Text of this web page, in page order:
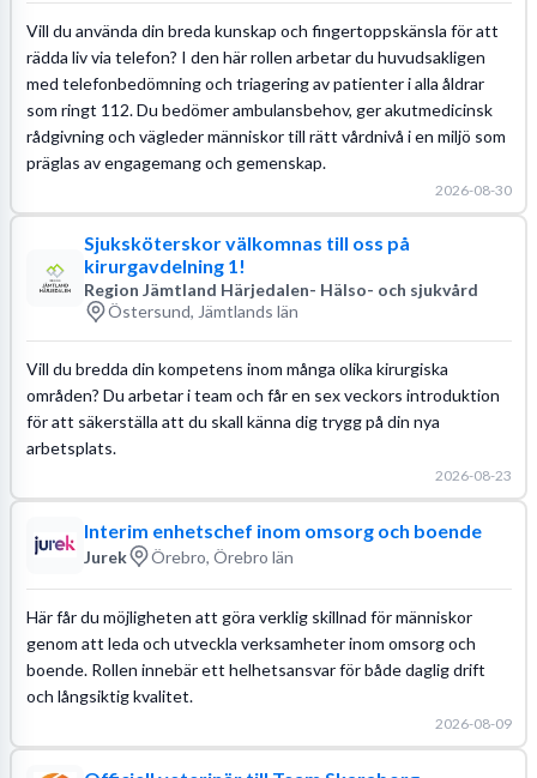
Vill du använda din breda kunskap och fingertoppskänsla för att
rädda liv via telefon? I den här rollen arbetar du huvudsakligen
med telefonbedömning och triagering av patienter i alla åldrar
som ringt 112. Du bedömer ambulansbehov, ger akutmedicinsk
rådgivning och vägleder människor till rätt vårdnivå i en miljö som
präglas av engagemang och gemenskap.
2026-08-30
Sjuksköterskor välkomnas till oss på
kirurgavdelning 1!
Region Jämtland Härjedalen- Hälso- och sjukvård
Östersund, Jämtlands län
Vill du bredda din kompetens inom många olika kirurgiska
områden? Du arbetar i team och får en sex veckors introduktion
för att säkerställa att du skall känna dig trygg på din nya
arbetsplats.
2026-08-23
Interim enhetschef inom omsorg och boende
Jurek Örebro, Örebro län
Här får du möjligheten att göra verklig skillnad för människor
genom att leda och utveckla verksamheter inom omsorg och
boende. Rollen innebär ett helhetsansvar för både daglig drift
och långsiktig kvalitet.
2026-08-09